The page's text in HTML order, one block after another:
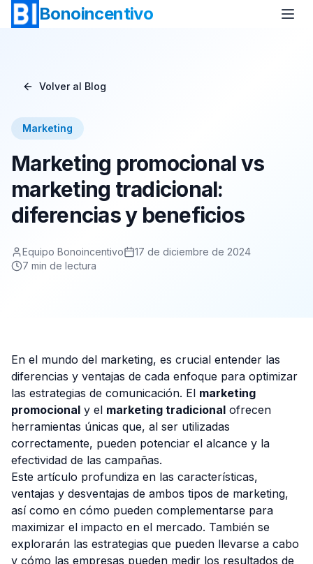
Bonoincentivo
Bono Vuelo
Bono Europa Bono Minicrucero
Bono Crucero
Consulta Gratis
Volver al Blog
Marketing
Marketing promocional vs
marketing tradicional:
diferencias y beneficios
Equipo Bonoincentivo
17 de diciembre de 2024
7 min de lectura
En el mundo del marketing, es crucial entender las
diferencias y ventajas de cada enfoque para optimizar
las estrategias de comunicación. El marketing
promocional y el marketing tradicional ofrecen
herramientas únicas que, al ser utilizadas
correctamente, pueden potenciar el alcance y la
efectividad de las campañas.
Este artículo profundiza en las características,
ventajas y desventajas de ambos tipos de marketing,
así como en cómo pueden complementarse para
maximizar el impacto en el mercado. También se
explorarán las estrategias que pueden llevarse a cabo
y cómo las empresas pueden medir los resultados de